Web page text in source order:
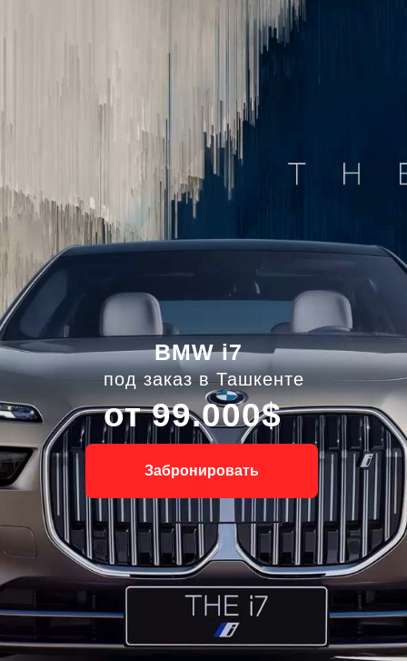
BMW i7
Забронировать
от 99.000$
под заказ в Ташкенте